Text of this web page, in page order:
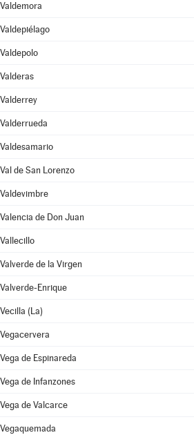
Valdemora
Valdepiélago
Valdepolo
Valderas
Valderrey
Valderrueda
Valdesamario
Val de San Lorenzo
Valdevimbre
Valencia de Don Juan
Vallecillo
Valverde de la Virgen
Valverde-Enrique
Vecilla (La)
Vegacervera
Vega de Espinareda
Vega de Infanzones
Vega de Valcarce
Vegaquemada